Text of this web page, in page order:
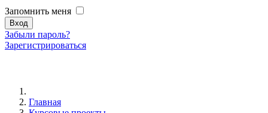
Запомнить меня
Забыли пароль?
Зарегистрироваться
Главная